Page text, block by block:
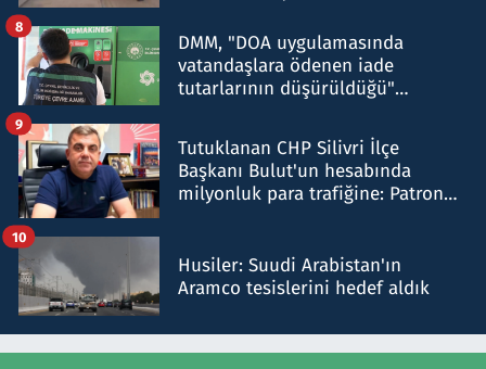
DMM, "DOA uygulamasında
vatandaşlara ödenen iade
tutarlarının düşürüldüğü"
8
Tutuklanan CHP Silivri İlçe
Başkanı Bulut'un hesabında
milyonluk para trafiğine: Patron
9
Husiler: Suudi Arabistan'ın
Aramco tesislerini hedef aldık
10